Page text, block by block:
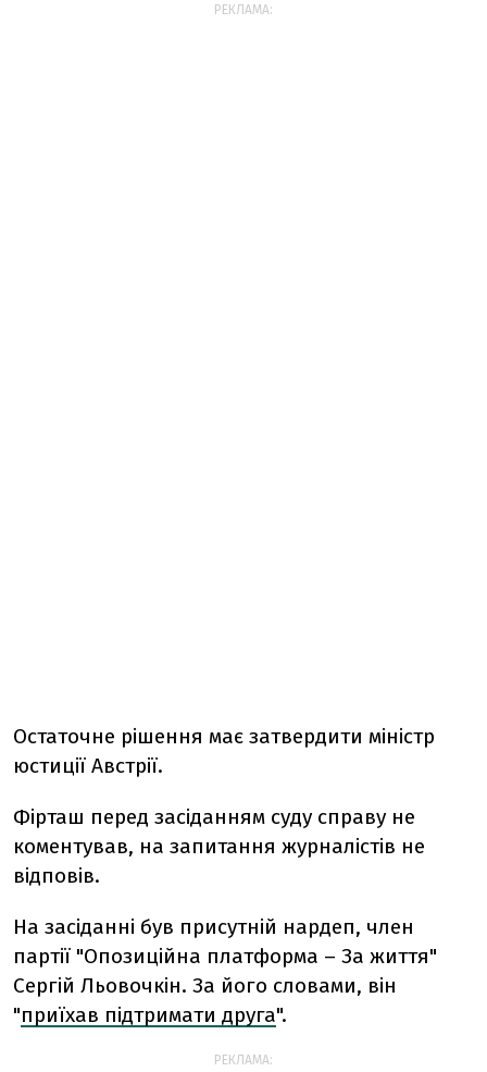
РЕКЛАМА:
Остаточне рішення має затвердити міністр
юстиції Австрії.
Фірташ перед засіданням суду справу не
коментував, на запитання журналістів не
відповів.
На засіданні був присутній нардеп, член
партії "Опозиційна платформа – За життя"
Сергій Льовочкін. За його словами, він
"приїхав підтримати друга".
РЕКЛАМА: